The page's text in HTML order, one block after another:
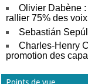
Olivier Dabène :
rallier 75% des
Sebastián
Charles-Henry
promotion des